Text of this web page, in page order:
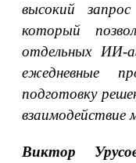
высокий
который
отдельных ИИ-
ежедневные
подготовку
взаимодействие
Виктор